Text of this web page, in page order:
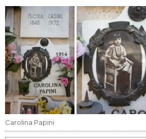
Carolina Papini